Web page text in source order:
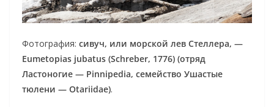
Фотография: сивуч, или морской лев Стеллера, —
Eumetopias jubatus (Schreber, 1776) (отряд
Ластоногие — Pinnipedia, семейство Ушастые
тюлени — Otariidae).